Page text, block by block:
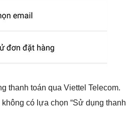
thanh toán qua Viettel Telecom.
có lựa chọn “Sử dụng thanh